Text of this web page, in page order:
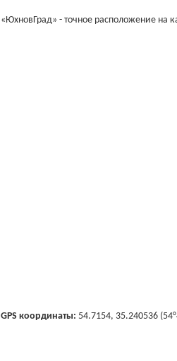
«ЮхновГрад» - точное расположение на
GPS координаты: 54.7154, 35.240536